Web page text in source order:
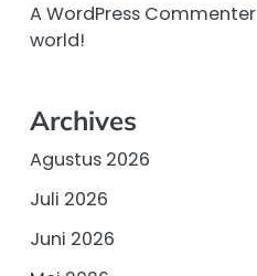
A WordPress Commenter
world!
Archives
Agustus 2026
Juli 2026
Juni 2026